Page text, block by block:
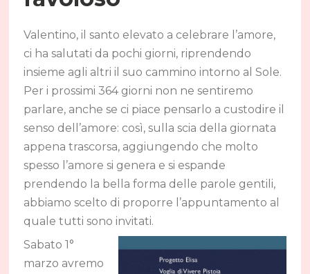
Valentino, il santo elevato a celebrare l’amore,
ci ha salutati da pochi giorni, riprendendo
insieme agli altri il suo cammino intorno al Sole.
Per i prossimi 364 giorni non ne sentiremo
parlare, anche se ci piace pensarlo a custodire il
senso dell’amore: così, sulla scia della giornata
appena trascorsa, aggiungendo che molto
spesso l’amore si genera e si espande
prendendo la bella forma delle parole gentili,
abbiamo scelto di proporre l’appuntamento al
quale tutti sono invitati.
Sabato 1°
marzo avremo